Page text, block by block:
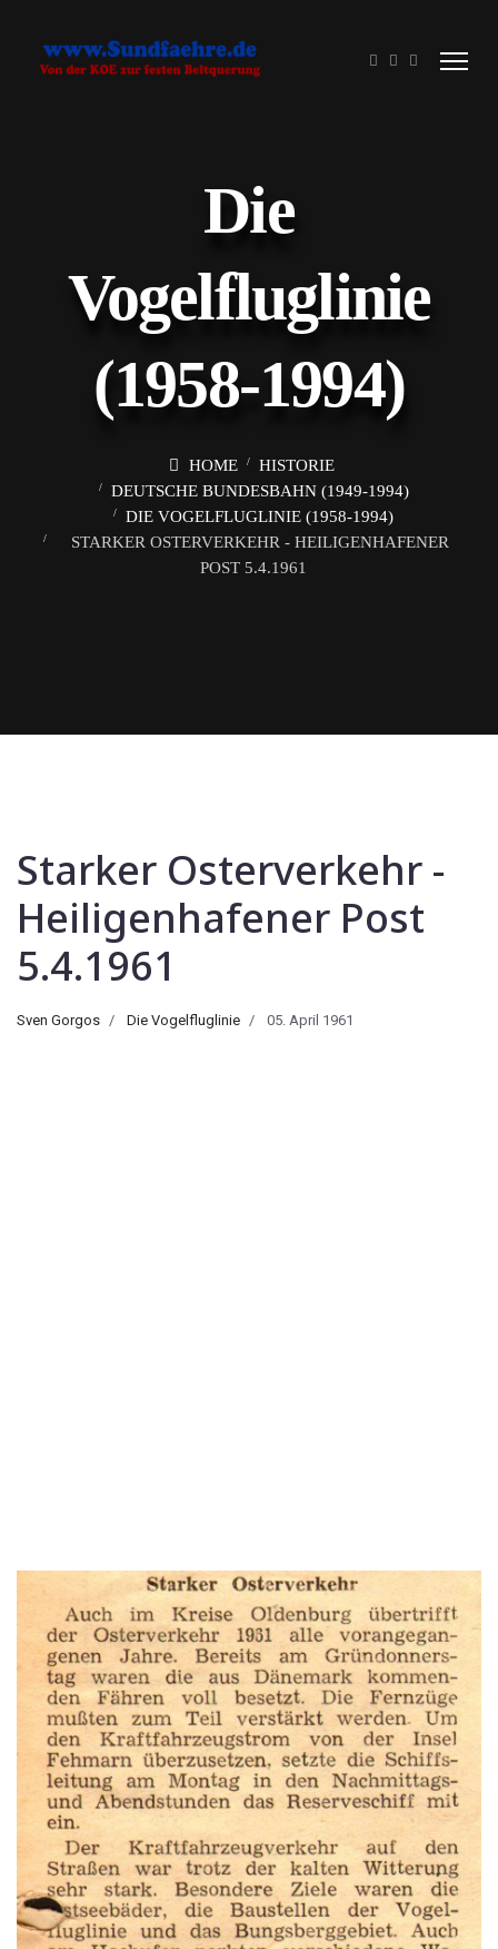
Die
Vogelfluglinie
(1958-1994)
HOME
HISTORIE
DEUTSCHE BUNDESBAHN (1949-1994)
DIE VOGELFLUGLINIE (1958-1994)
STARKER OSTERVERKEHR - HEILIGENHAFENER
POST 5.4.1961
Starker Osterverkehr -
Heiligenhafener Post
5.4.1961
Sven Gorgos Die Vogelfluglinie 05. April 1961